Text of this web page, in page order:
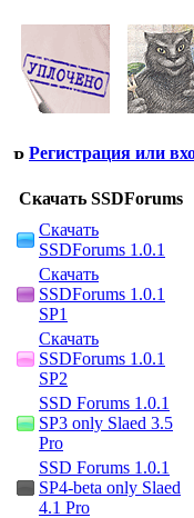
Регистрация или
Скачать SSDForums
Скачать
SSDForums 1.0.1
Скачать
SSDForums 1.0.1
SP1
Скачать
SSDForums 1.0.1
SP2
SSD Forums 1.0.1
SP3 only Slaed 3.5
Pro
SSD Forums 1.0.1
SP4-beta only Slaed
4.1 Pro